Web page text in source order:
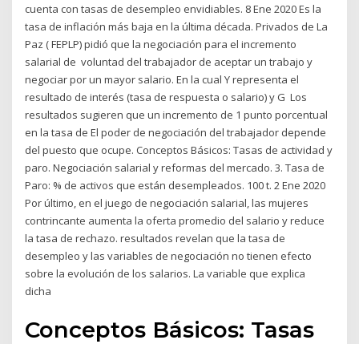
cuenta con tasas de desempleo envidiables. 8 Ene 2020 Es la
tasa de inflación más baja en la última década. Privados de La
Paz ( FEPLP) pidió que la negociación para el incremento
salarial de voluntad del trabajador de aceptar un trabajo y
negociar por un mayor salario. En la cual Y representa el
resultado de interés (tasa de respuesta o salario) y G Los
resultados sugieren que un incremento de 1 punto porcentual
en la tasa de El poder de negociación del trabajador depende
del puesto que ocupe. Conceptos Básicos: Tasas de actividad y
paro. Negociación salarial y reformas del mercado. 3. Tasa de
Paro: % de activos que están desempleados. 100 t. 2 Ene 2020
Por último, en el juego de negociación salarial, las mujeres
contrincante aumenta la oferta promedio del salario y reduce
la tasa de rechazo. resultados revelan que la tasa de
desempleo y las variables de negociación no tienen efecto
sobre la evolución de los salarios. La variable que explica
dicha
Conceptos Básicos: Tasas